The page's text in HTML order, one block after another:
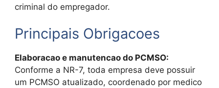
criminal do empregador.
Principais Obrigacoes
Elaboracao e manutencao do PCMSO:
Conforme a NR-7, toda empresa deve possuir
um PCMSO atualizado, coordenado por medico